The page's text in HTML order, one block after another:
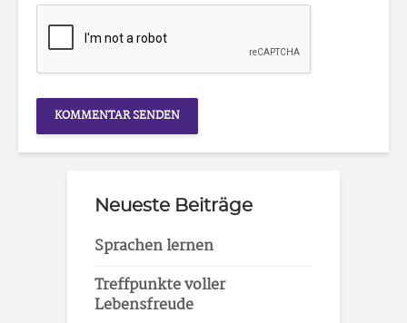
Neueste Beiträge
Sprachen lernen
Treffpunkte voller
Lebensfreude